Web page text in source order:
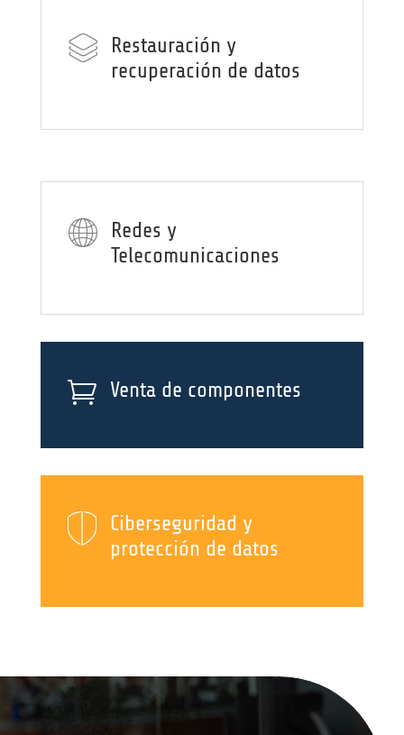
Restauración y
recuperación de datos
Redes y
Telecomunicaciones
 Venta de componentes
Ciberseguridad y
protección de datos